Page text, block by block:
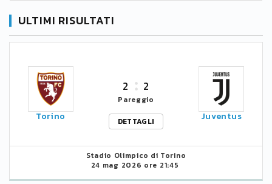
ULTIMI RISULTATI
Torino
2 2
Pareggio
DETTAGLI
Juventus
Stadio Olimpico di Torino
24 mag 2026 ore 21:45